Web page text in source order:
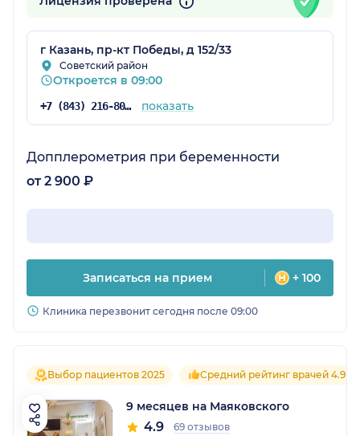
г Казань, пр-кт Победы, д 152/33
Советский район
Откроется в 09:00
+7 (843) 216-80-23 показать
Допплерометрия при беременности
от 2 900 ₽
Записаться на прием + 100
Клиника перезвонит сегодня после 09:00
Выбор пациентов 2025 Средний рейтинг врачей 4.9
9 месяцев на Маяковского
4.9 69 отзывов